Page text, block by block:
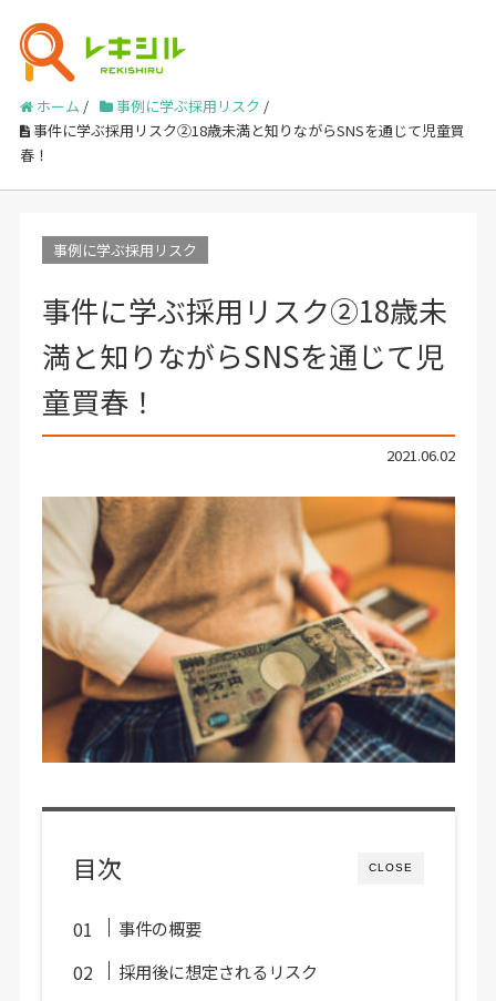
ホーム / 事例に学ぶ採用リスク /
事件に学ぶ採用リスク②18歳未満と知りながらSNSを通じて児童買
春！
事例に学ぶ採用リスク
事件に学ぶ採用リスク②18歳未
満と知りながらSNSを通じて児
童買春！
2021.06.02
CLOSE
目次
事件の概要
採用後に想定されるリスク